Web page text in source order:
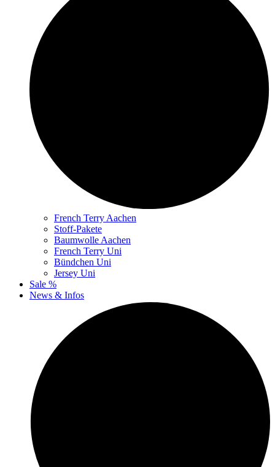
French Terry Aachen
Stoff-Pakete
Baumwolle Aachen
French Terry Uni
Bündchen Uni
Jersey Uni
Sale %
News & Infos